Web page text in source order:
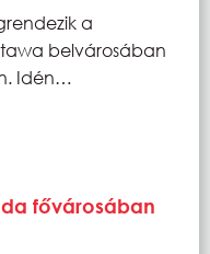
a
belvárosában
Idén…
fővárosában